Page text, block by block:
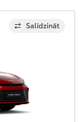
Salīdzināt